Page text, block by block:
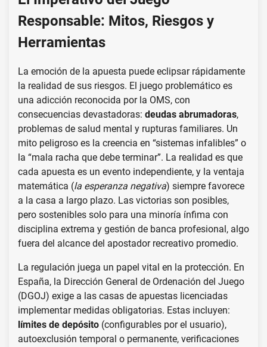
Responsable: Mitos, Riesgos y
Herramientas
La emoción de la apuesta puede eclipsar rápidamente
la realidad de sus riesgos. El juego problemático es
una adicción reconocida por la OMS, con
consecuencias devastadoras: deudas abrumadoras,
problemas de salud mental y rupturas familiares. Un
mito peligroso es la creencia en “sistemas infalibles” o
la “mala racha que debe terminar”. La realidad es que
cada apuesta es un evento independiente, y la ventaja
matemática (la esperanza negativa) siempre favorece
a la casa a largo plazo. Las victorias son posibles,
pero sostenibles solo para una minoría ínfima con
disciplina extrema y gestión de banca profesional, algo
fuera del alcance del apostador recreativo promedio.
La regulación juega un papel vital en la protección. En
España, la Dirección General de Ordenación del Juego
(DGOJ) exige a las casas de apuestas licenciadas
implementar medidas obligatorias. Estas incluyen:
límites de depósito (configurables por el usuario),
autoexclusión temporal o permanente, verificaciones